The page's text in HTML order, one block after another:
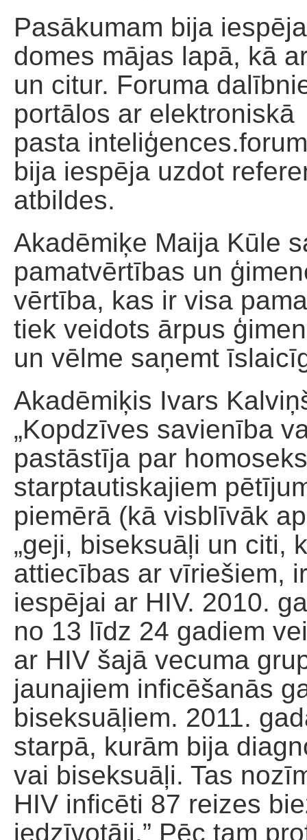
Pasākumam bija
domes mājas lapā, kā
un citur. Foruma
portālos ar elektroniskā
pasta
bija iespēja uzdot
atbildes.
Akadēmiķe Maija Kūle
pamatvērtības un
vērtība, kas ir visa
tiek veidots ārpus
un vēlme saņemt
Akadēmiķis Ivars
„Kopdzīves savienība
pastāstīja par
starptautiskajiem
piemērā (kā visblīvāk
„geji, biseksuāļi un citi,
attiecības ar vīriešiem,
iespējai ar HIV. 2010.
no 13 līdz 24 gadiem
ar HIV šajā vecuma
jaunajiem inficēšanās
biseksuāļiem. 2011.
starpā, kurām bija
vai biseksuāļi. Tas
HIV inficēti 87 reizes
iedzīvotāji.” Pēc tam